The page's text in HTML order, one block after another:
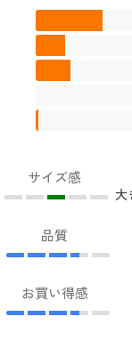
い合わせ
い合わせ
サイズ感
大
品質
お買い得感